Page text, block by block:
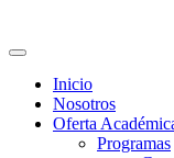
Inicio
Nosotros
Oferta
Programas